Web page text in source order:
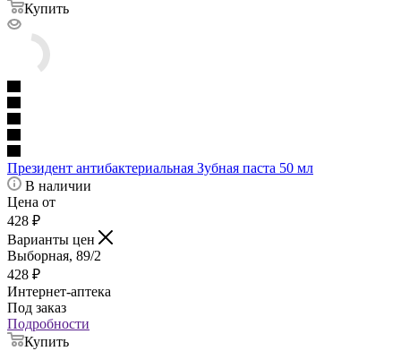
Купить
Президент антибактериальная Зубная паста 50 мл
В наличии
Цена от
428 ₽
Варианты цен
Выборная, 89/2
428 ₽
Интернет-аптека
Под заказ
Подробности
Купить